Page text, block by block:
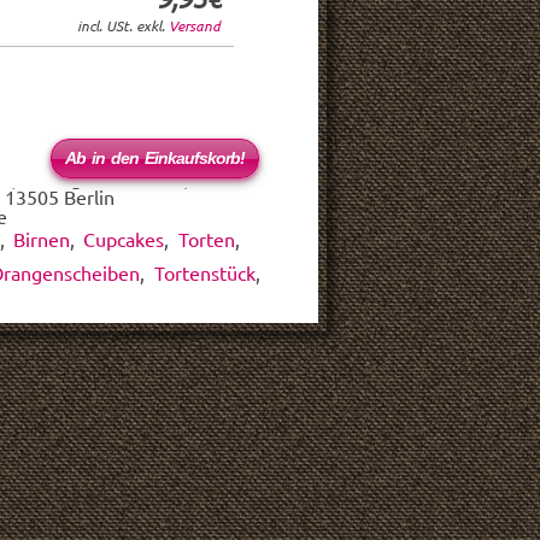
incl. USt. exkl. Versand
(haftungsbeschränkt)
13505 Berlin
Birnen Cupcakes Torten
Tortenstück,